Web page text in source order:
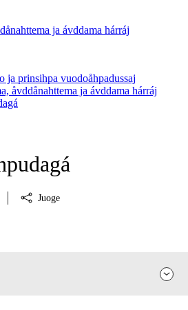
ja ávddama hárráj
ja prinsihpa vuodoåhpadussaj
åvddånahttema ja ávddama hárráj
Juoge